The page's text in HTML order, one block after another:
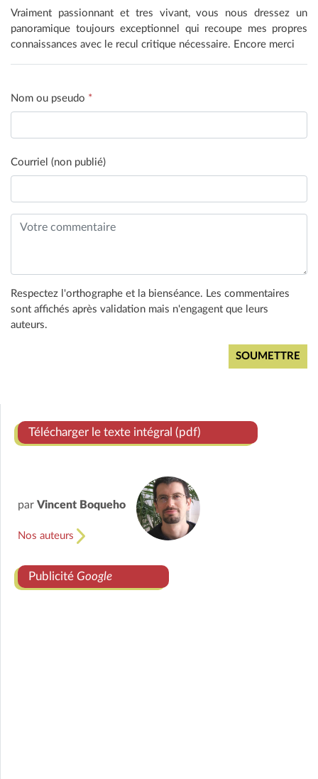
Vraiment passionnant et tres vivant, vous nous dressez un
panoramique toujours exceptionnel qui recoupe mes propres
connaissances avec le recul critique nécessaire. Encore merci
Nom ou pseudo *
Courriel (non publié)
Respectez l'orthographe et la bienséance. Les commentaires
sont affichés après validation mais n'engagent que leurs
auteurs.
Télécharger le texte intégral (pdf)
par Vincent Boqueho
Nos auteurs
Publicité Google